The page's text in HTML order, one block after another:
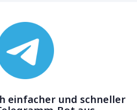
einfacher und schneller